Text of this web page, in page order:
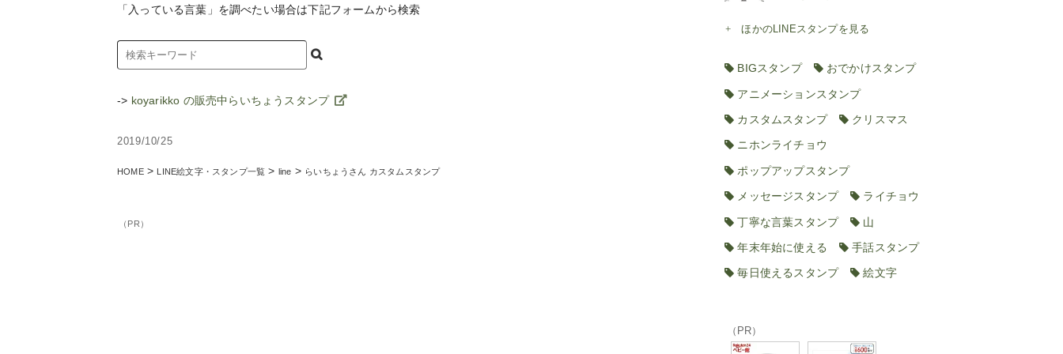
「入っている言葉」を調べたい場合は下記フォームから検索
-> koyarikko の販売中らいちょうスタンプ
2019/10/25
HOME> LINE絵文字・スタンプ一覧 > line > らいちょうさん カスタムスタンプ
（PR）
ほかのLINEスタンプを見る
BIGスタンプ おでかけスタンプ
アニメーションスタンプ
カスタムスタンプ クリスマス
ニホンライチョウ
ポップアップスタンプ
メッセージスタンプ ライチョウ
丁寧な言葉スタンプ 山
年末年始に使える 手話スタンプ
毎日使えるスタンプ 絵文字
（PR）